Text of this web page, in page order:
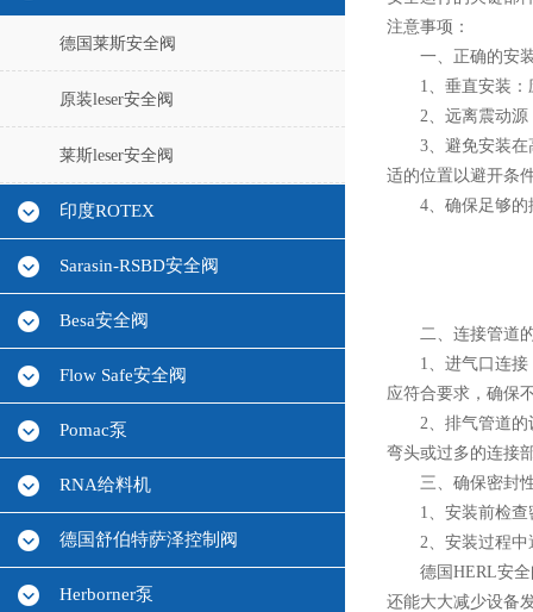
德国莱斯安全阀
原装leser安全阀
莱斯leser安全阀
印度ROTEX
Sarasin-RSBD安全阀
Besa安全阀
Flow Safe安全阀
Pomac泵
RNA给料机
德国舒伯特萨泽控制阀
Herborner泵
注意事项：
一、正确的安
1、垂直安装：应
2、远离震动源：
3、避免安装在高
适的位置以避开条
4、确保足够的排
二、连接管道
1、进气口连接：
应符合要求，确保
2、排气管道的设
弯头或过多的连接
三、确保密封
1、安装前检查密
2、安装过程中避
德国HERL安全阀
还能大大减少设备